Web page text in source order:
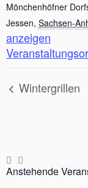
Mönchenhöfner
Jessen, Sachsen-
anzeigen
Wintergrillen
Anstehende